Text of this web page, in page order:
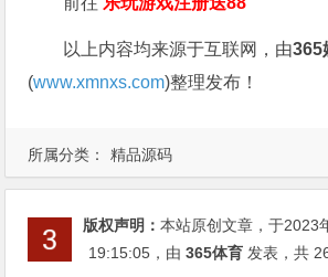
所属分类： 精品源码
以上内容均来源于互联网，由365
(www.xmnxs.com)整理发布！
版权声明：本站原创文章，于2023
19:15:05 ，由365体育 发表，共